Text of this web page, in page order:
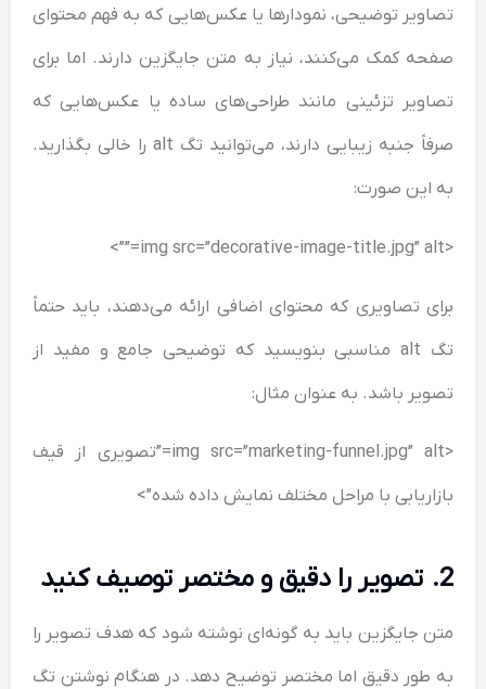
تصاویر توضیحی، نمودارها یا عکس‌هایی که به فهم محتوای
صفحه کمک می‌کنند، نیاز به متن جایگزین دارند. اما برای
تصاویر تزئینی مانند طراحی‌های ساده یا عکس‌هایی که
صرفاً جنبه زیبایی دارند، می‌توانید تگ alt را خالی بگذارید.
به این صورت:
<img src=”decorative-image-title.jpg” alt=””>
برای تصاویری که محتوای اضافی ارائه می‌دهند، باید حتماً
تگ alt مناسبی بنویسید که توضیحی جامع و مفید از
تصویر باشد. به عنوان مثال:
<img src=”marketing-funnel.jpg” alt=”تصویری از قیف
بازاریابی با مراحل مختلف نمایش داده شده”>
2. تصویر را دقیق و مختصر توصیف کنید
متن جایگزین باید به گونه‌ای نوشته شود که هدف تصویر را
به طور دقیق اما مختصر توضیح دهد. در هنگام نوشتن تگ